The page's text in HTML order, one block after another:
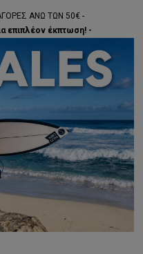
ΑΝΩ ΤΩΝ 50€ -
επιπλέον έκπτωση! -